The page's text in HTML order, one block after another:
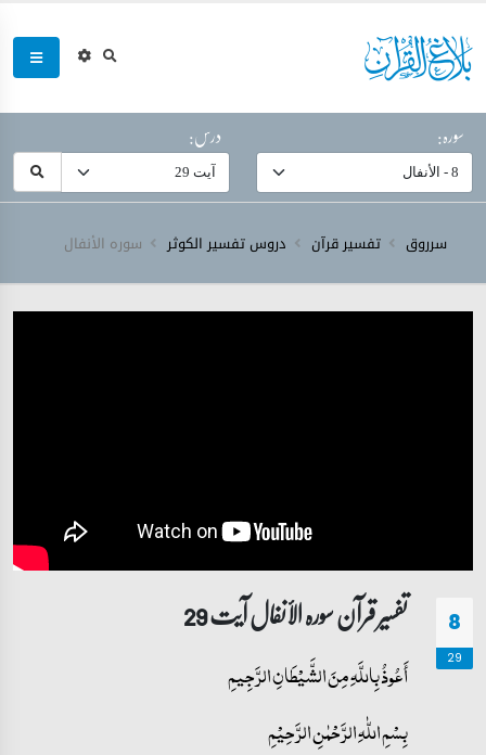
سورہ: درس:
سرروق تفسیر قرآن دروس تفسیر الکوثر سورہ ‎الأنفال‎
8
29
تفسیر قرآن سورہ ‎الأنفال‎ آیت 29
أَعُوذُ بِاللَّهِ مِنَ الشَّيْطَانِ الرَّجِيمِ
بِسْمِ اللّٰهِ الرَّحْمٰنِ الرَّحِيْمِ